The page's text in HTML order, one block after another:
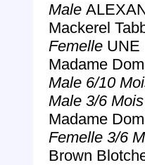
Male
Mackerel
Femelle UNE
Madame
Male 6/10
Male 3/6 Mois
Madame
Femelle 3/6
Brown